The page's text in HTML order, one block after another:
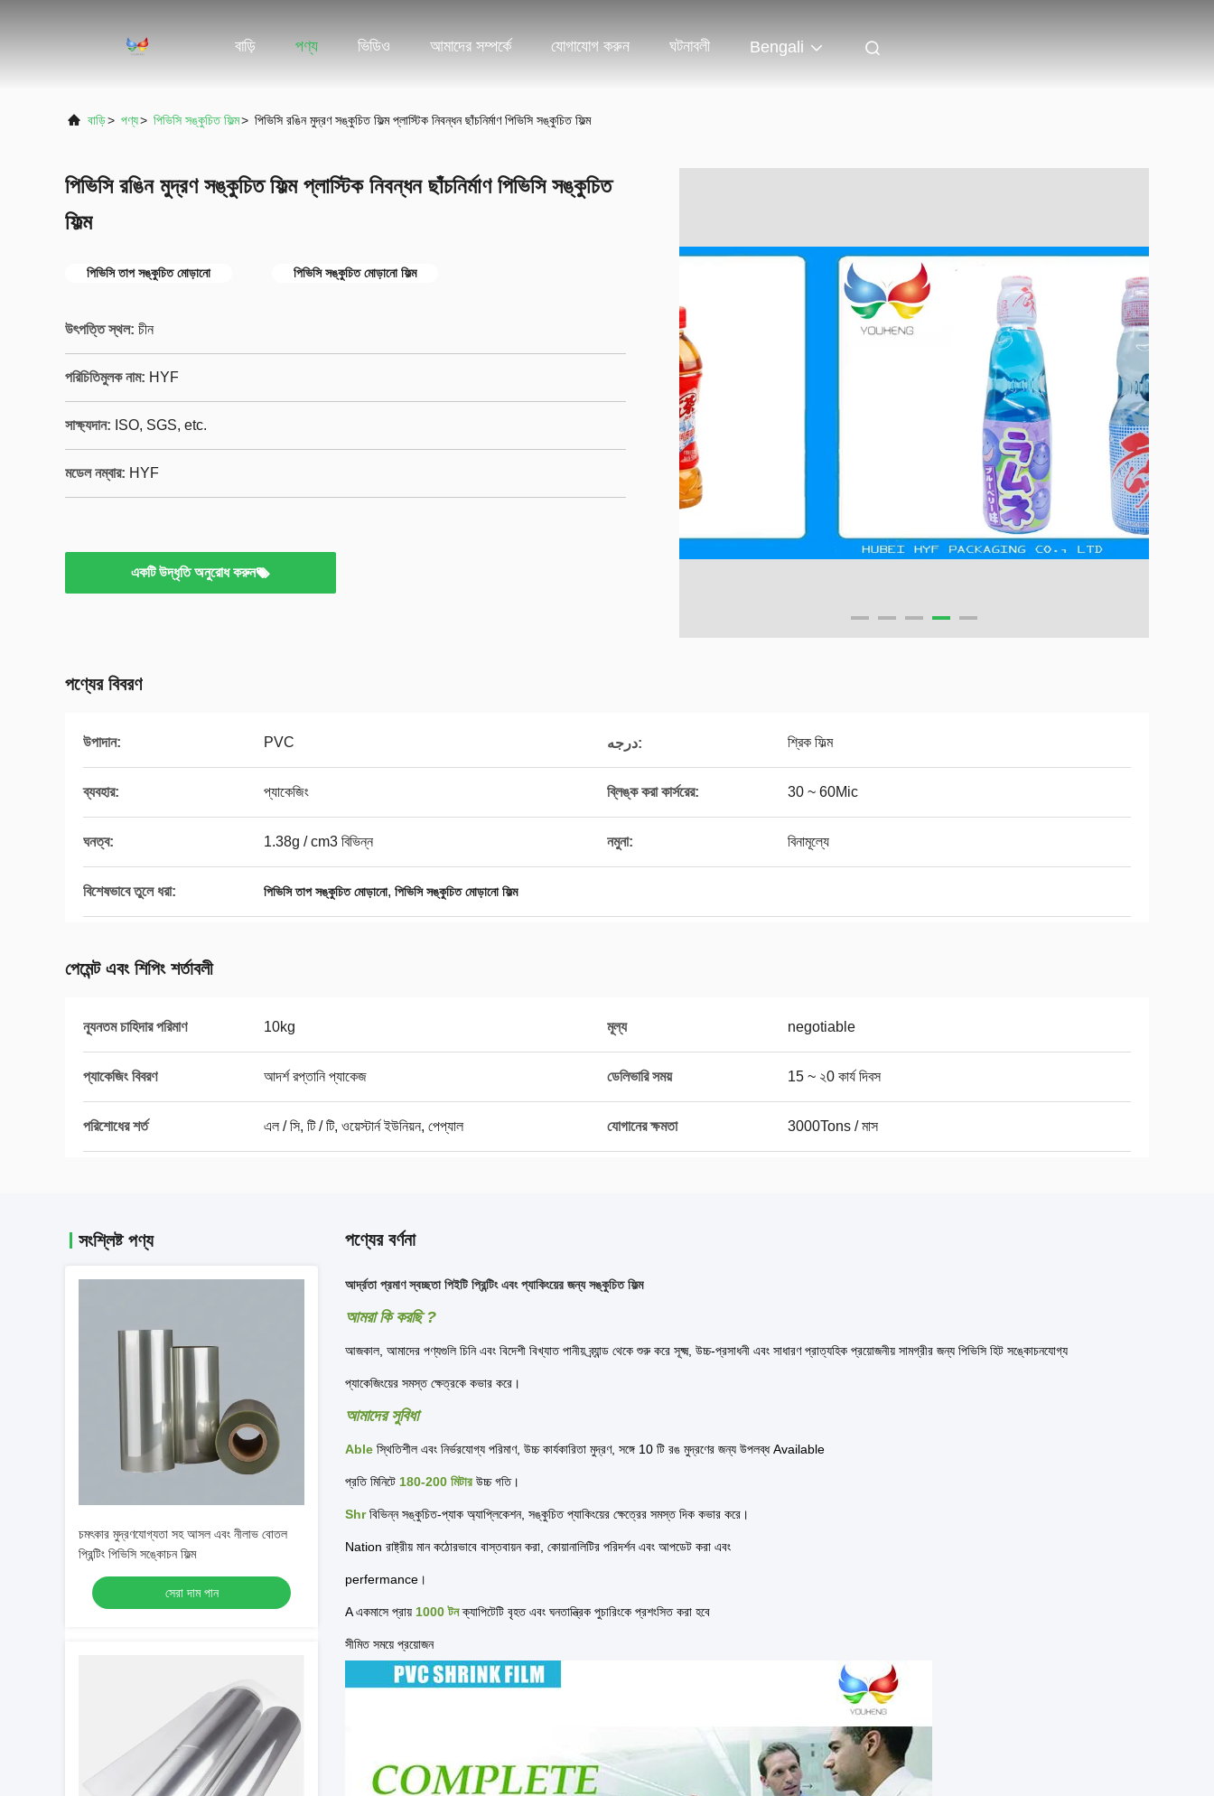
বাড়ি পণ্য ভিডিও আমাদের সম্পর্কে যোগাযোগ করুন ঘটনাবলী Bengali
বাড়ি> পণ্য> পিভিসি সঙ্কুচিত ফিল্ম> পিভিসি রঙিন মুদ্রণ সঙ্কুচিত ফিল্ম প্লাস্টিক নিবন্ধন ছাঁচনির্মাণ পিভিসি সঙ্কুচিত ফিল্ম
পিভিসি রঙিন মুদ্রণ সঙ্কুচিত ফিল্ম প্লাস্টিক নিবন্ধন ছাঁচনির্মাণ পিভিসি সঙ্কুচিত
ফিল্ম
পিভিসি তাপ সঙ্কুচিত মোড়ানো পিভিসি সঙ্কুচিত মোড়ানো ফিল্ম
উৎপত্তি স্থল: চীন
পরিচিতিমুলক নাম: HYF
সাক্ষ্যদান: ISO, SGS, etc.
মডেল নম্বার: HYF
একটি উদ্ধৃতি অনুরোধ করুন
পণ্যের বিবরণ
উপাদান: PVC درجه: শ্রিক ফিল্ম
ব্যবহার: প্যাকেজিং ব্লিঙ্ক করা কার্সরের: 30 ~ 60Mic
ঘনত্ব: 1.38g / cm3 বিভিন্ন নমুনা: বিনামূল্যে
বিশেষভাবে তুলে ধরা: পিভিসি তাপ সঙ্কুচিত মোড়ানো, পিভিসি সঙ্কুচিত মোড়ানো ফিল্ম
পেমেন্ট এবং শিপিং শর্তাবলী
ন্যূনতম চাহিদার পরিমাণ 10kg মূল্য negotiable
প্যাকেজিং বিবরণ আদর্শ রপ্তানি প্যাকেজ ডেলিভারি সময় 15 ~ ২0 কার্য দিবস
পরিশোধের শর্ত এল / সি, টি / টি, ওয়েস্টার্ন ইউনিয়ন, পেপ্যাল যোগানের ক্ষমতা 3000Tons / মাস
সংশ্লিষ্ট পণ্য
চমৎকার মুদ্রণযোগ্যতা সহ আসল এবং নীলাভ বোতল
প্রিন্টিং পিভিসি সঙ্কোচন ফিল্ম
সেরা দাম পান
পণ্যের বর্ণনা
আর্দ্রতা প্রমাণ স্বচ্ছতা পিইটি প্রিন্টিং এবং প্যাকিংয়ের জন্য সঙ্কুচিত ফিল্ম
আমরা কি করছি ?
আজকাল, আমাদের পণ্যগুলি চিনি এবং বিদেশী বিখ্যাত পানীয় ব্র্যান্ড থেকে শুরু করে সূক্ষ্ম, উচ্চ-প্রসাধনী এবং সাধারণ প্রাত্যহিক প্রয়োজনীয় সামগ্রীর জন্য পিভিসি হিট সঙ্কোচনযোগ্য
প্যাকেজিংয়ের সমস্ত ক্ষেত্রকে কভার করে।
আমাদের সুবিধা
Able স্থিতিশীল এবং নির্ভরযোগ্য পরিমাণ, উচ্চ কার্যকারিতা মুদ্রণ, সঙ্গে 10 টি রঙ মুদ্রণের জন্য উপলব্ধ Available
প্রতি মিনিটে 180-200 মিটার উচ্চ গতি।
Shrবিভিন্ন সঙ্কুচিত-প্যাক অ্যাপ্লিকেশন, সঙ্কুচিত প্যাকিংয়ের ক্ষেত্রের সমস্ত দিক কভার করে।
Nation রাষ্ট্রীয় মান কঠোরভাবে বাস্তবায়ন করা, কোয়ানালিটির পরিদর্শন এবং আপডেট করা এবং
perfermance।
A একমাসে প্রায় 1000 টনক্যাপিটেটি বৃহত এবং ঘনতান্ত্রিক পুচারিংকে প্রশংসিত করা হবে
সীমিত সময়ে প্রয়োজন